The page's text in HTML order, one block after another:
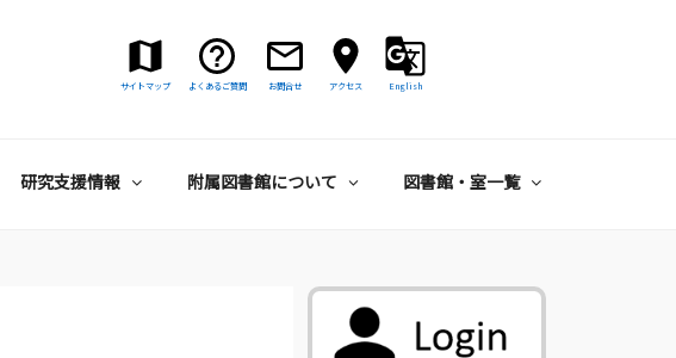
サイトマップ よくあるご質問 お問合せ アクセス English
研究支援情報 附属図書館について 図書館・室一覧